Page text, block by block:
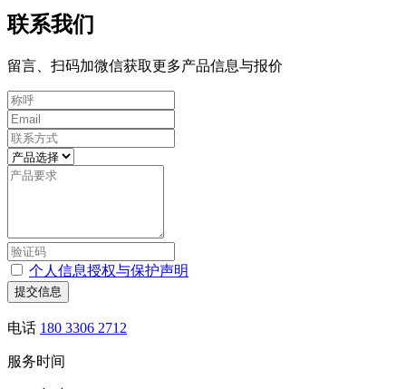
联系我们
留言、扫码加微信获取更多产品信息与报价
个人信息授权与保护声明
提交信息
电话 180 3306 2712
服务时间